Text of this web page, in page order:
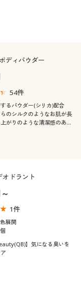
ディパウダー
54件
るパウダー(シリカ)配合
のシルクのようなお肌が長
がりのような清潔感のある
オドラント
1件
展開
】気になる臭いを